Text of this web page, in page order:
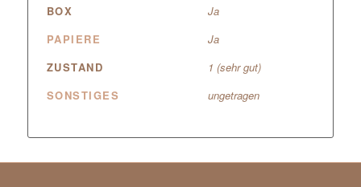
BOX
Ja
PAPIERE
Ja
ZUSTAND
1 (sehr gut)
SONSTIGES
ungetragen